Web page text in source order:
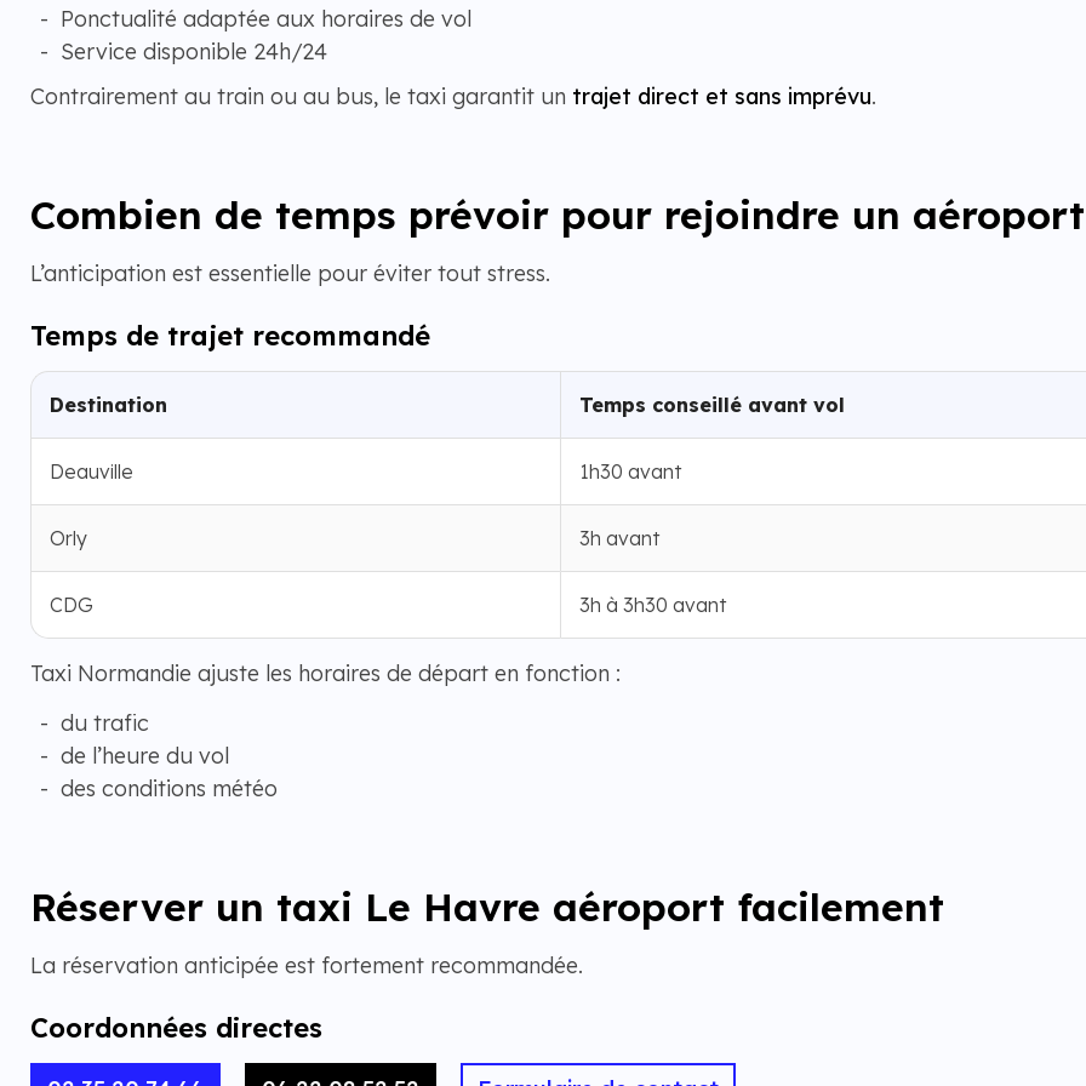
Ponctualité adaptée aux horaires de vol
Service disponible 24h/24
Contrairement au train ou au bus, le taxi garantit un trajet direct et sans imprévu.
Combien de temps prévoir pour rejoindre un
L’anticipation est essentielle pour éviter tout stress.
Temps de trajet recommandé
Destination Temps conseillé avant vol
Deauville 1h30 avant
Orly 3h avant
CDG 3h à 3h30 avant
Taxi Normandie ajuste les horaires de départ en fonction :
du trafic
de l’heure du vol
des conditions météo
Réserver un taxi Le Havre aéroport facilement
La réservation anticipée est fortement recommandée.
Coordonnées directes